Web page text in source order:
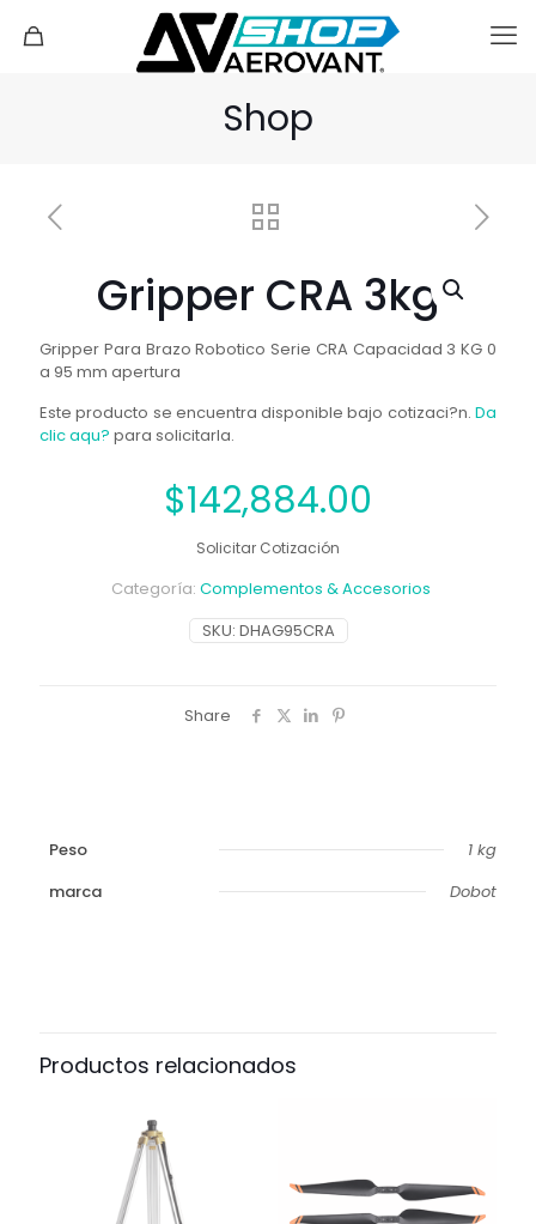
Shop
Gripper CRA 3kg
Gripper Para Brazo Robotico Serie CRA Capacidad 3 KG 0
a 95 mm apertura
Este producto se encuentra disponible bajo cotizaci?n. Da
clic aqu? para solicitarla.
$142,884.00
Solicitar Cotización
SKU: DHAG95CRA
Categoría: Complementos & Accesorios
Share
Peso
1 kg
marca
Dobot
Productos relacionados